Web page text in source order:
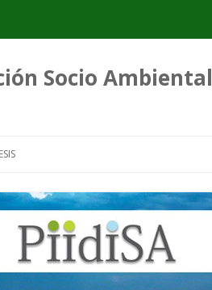
Socio Ambiental
TESIS DE MAESTRÍA
TESIS DE DOCTORADO